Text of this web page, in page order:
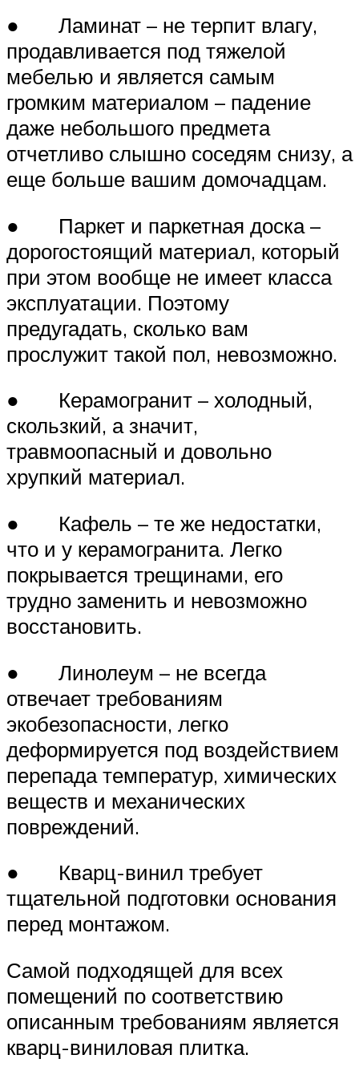
● Ламинат – не терпит влагу,
продавливается под тяжелой
мебелью и является самым
громким материалом – падение
даже небольшого предмета
отчетливо слышно соседям снизу, а
еще больше вашим домочадцам.
● Паркет и паркетная доска –
дорогостоящий материал, который
при этом вообще не имеет класса
эксплуатации. Поэтому
предугадать, сколько вам
прослужит такой пол, невозможно.
● Керамогранит – холодный,
скользкий, а значит,
травмоопасный и довольно
хрупкий материал.
● Кафель – те же недостатки,
что и у керамогранита. Легко
покрывается трещинами, его
трудно заменить и невозможно
восстановить.
● Линолеум – не всегда
отвечает требованиям
экобезопасности, легко
деформируется под воздействием
перепада температур, химических
веществ и механических
повреждений.
● Кварц-винил требует
тщательной подготовки основания
перед монтажом.
Самой подходящей для всех
помещений по соответствию
описанным требованиям является
кварц-виниловая плитка.